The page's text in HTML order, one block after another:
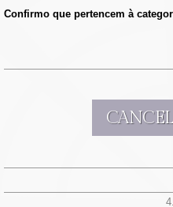
Confirmo que pertencem à